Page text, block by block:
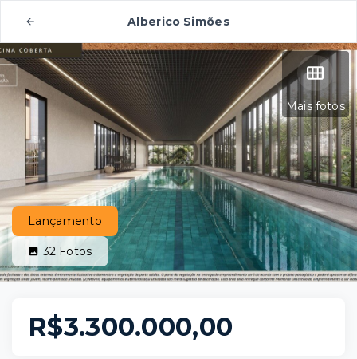
Alberico Simões
Mais fotos
Lançamento
32 Fotos
R$3.300.000,00